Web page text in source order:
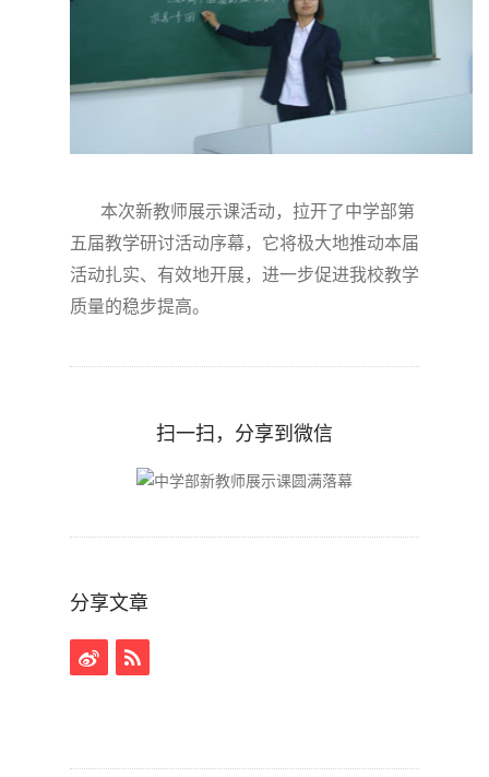
本次新教师展示课活动，拉开了中学部第
五届教学研讨活动序幕，它将极大地推动本届
活动扎实、有效地开展，进一步促进我校教学
质量的稳步提高。
扫一扫，分享到微信
分享文章